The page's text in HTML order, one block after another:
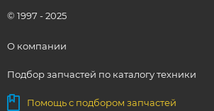
© 1997 - 2025
О компании
Подбор запчастей по каталогу техники
Помощь с подбором запчастей